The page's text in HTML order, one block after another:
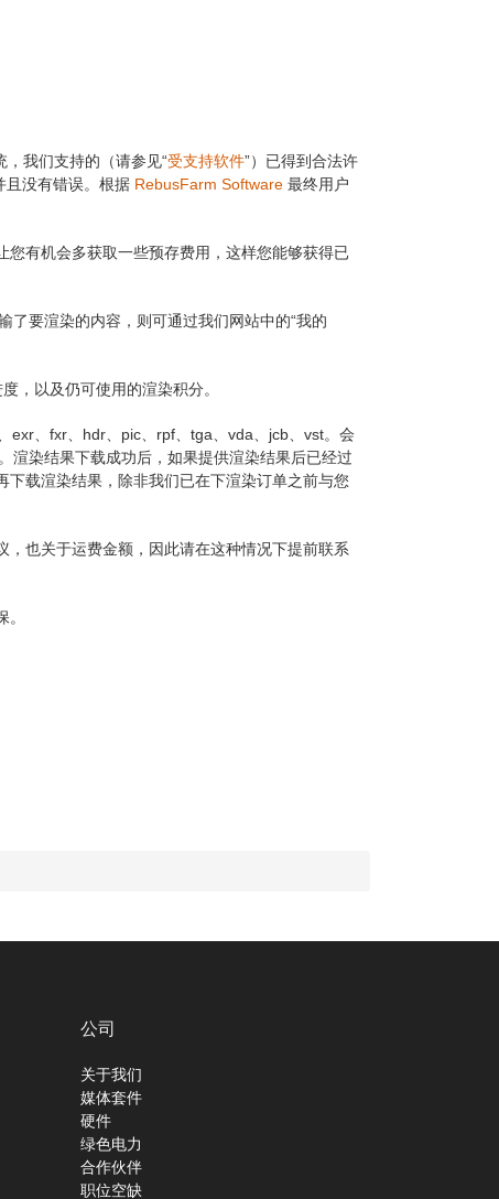
我们支持的（请参见“受支持软件”）已得到合法许
且没有错误。根据 RebusFarm Software最终用户
有机会多获取一些预存费用，这样您能够获得已
要渲染的内容，则可通过我们网站中的“我的
，以及仍可使用的渲染积分。
exr、fxr、hdr、pic、rpf、tga、vda、jcb、vst。会
渲染结果下载成功后，如果提供渲染结果后已经过
载渲染结果，除非我们已在下渲染订单之前与您
也关于运费金额，因此请在这种情况下提前联系
公司
关于我们
媒体套件
硬件
绿色电力
合作伙伴
职位空缺